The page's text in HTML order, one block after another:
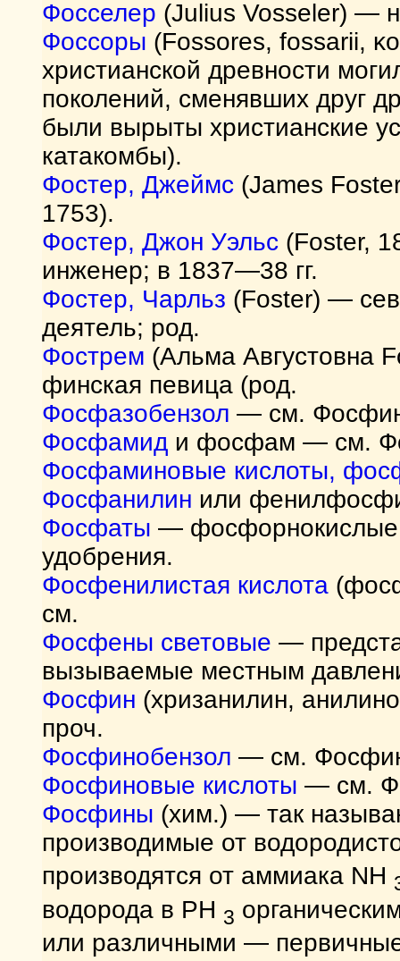
Фосселер (Julius Vosseler) —
Фоссоры (Fossores, fossarii,
христианской древности
поколений, сменявших друг
были вырыты христианские
катакомбы).
Фостер, Джеймс (James
1753).
Фостер, Джон Уэльс (Foster,
инженер; в 1837—38 гг.
Фостер, Чарльз (Foster) —
деятель; род.
Фострем (Альма Августовна
финская певица (род.
Фосфазобензол — см.
Фосфамид и фосфам — cм.
Фосфаминовые кислоты,
Фосфанилин или
Фосфаты —
удобрения.
Фосфенилистая кислота
см.
Фосфены световые —
вызываемые местным
Фосфин (хризанилин,
проч.
Фосфинобензол — см.
Фосфиновые кислоты — см.
Фосфины (хим.) — так
производимые от
производятся от аммиака NH
водорода в РН 3
или различными —